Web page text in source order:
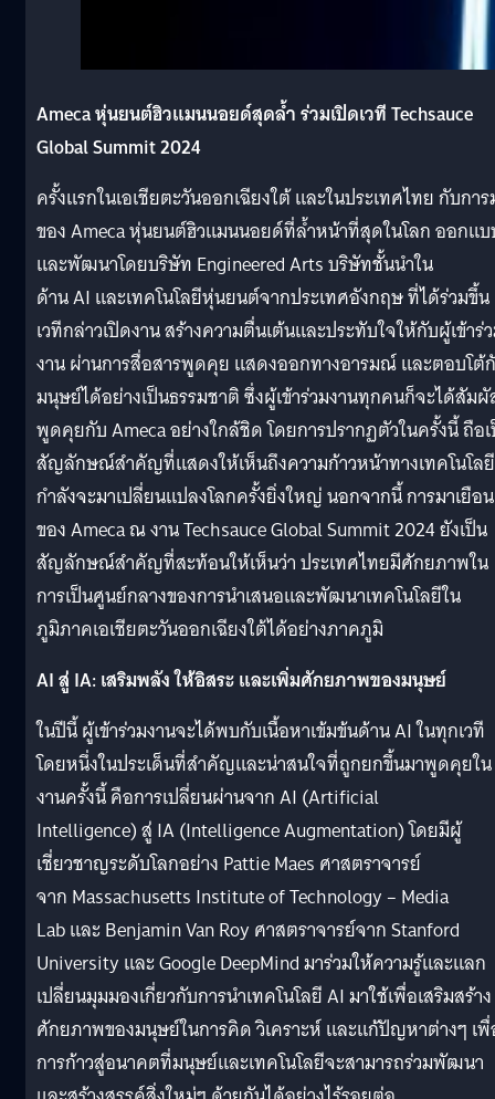
Ameca หุ่นยนต์ฮิวแมนนอยด์สุดล้ำ ร่วมเปิดเวที Techsauce
Global Summit 2024
ครั้งแรกในเอเชียตะวันออกเฉียงใต้ และในประเทศไทย กับกา
ของ Ameca หุ่นยนต์ฮิวแมนนอยด์ที่ล้ำหน้าที่สุดในโลก ออกแ
และพัฒนาโดยบริษัท Engineered Arts บริษัทชั้นนำใน
ด้าน AI และเทคโนโลยีหุ่นยนต์จากประเทศอังกฤษ ที่ได้ร่วมขึ้น
เวทีกล่าวเปิดงาน สร้างความตื่นเต้นและประทับใจให้กับผู้เข้าร่
งาน ผ่านการสื่อสารพูดคุย แสดงออกทางอารมณ์ และตอบโต้
มนุษย์ได้อย่างเป็นธรรมชาติ ซึ่งผู้เข้าร่วมงานทุกคนก็จะได้สัม
พูดคุยกับ Ameca อย่างใกล้ชิด โดยการปรากฏตัวในครั้งนี้ ถือ
สัญลักษณ์สำคัญที่แสดงให้เห็นถึงความก้าวหน้าทางเทคโนโล
กำลังจะมาเปลี่ยนแปลงโลกครั้งยิ่งใหญ่ นอกจากนี้ การมาเยือน
ของ Ameca ณ งาน Techsauce Global Summit 2024 ยังเป็น
สัญลักษณ์สำคัญที่สะท้อนให้เห็นว่า ประเทศไทยมีศักยภาพใน
การเป็นศูนย์กลางของการนำเสนอและพัฒนาเทคโนโลยีใน
ภูมิภาคเอเชียตะวันออกเฉียงใต้ได้อย่างภาคภูมิ
AI สู่ IA: เสริมพลัง ให้อิสระ และเพิ่มศักยภาพของมนุษย์
ในปีนี้ ผู้เข้าร่วมงานจะได้พบกับเนื้อหาเข้มข้นด้าน AI ในทุกเวที
โดยหนึ่งในประเด็นที่สำคัญและน่าสนใจที่ถูกยกขึ้นมาพูดคุยใน
งานครั้งนี้ คือการเปลี่ยนผ่านจาก AI (Artificial
Intelligence) สู่ IA (Intelligence Augmentation) โดยมีผู้
เชี่ยวชาญระดับโลกอย่าง Pattie Maes ศาสตราจารย์
จาก Massachusetts Institute of Technology – Media
Lab และ Benjamin Van Roy ศาสตราจารย์จาก Stanford
University และ Google DeepMind มาร่วมให้ความรู้และแลก
เปลี่ยนมุมมองเกี่ยวกับการนำเทคโนโลยี AI มาใช้เพื่อเสริมสร้าง
ศักยภาพของมนุษย์ในการคิด วิเคราะห์ และแก้ปัญหาต่างๆ เ
การก้าวสู่อนาคตที่มนุษย์และเทคโนโลยีจะสามารถร่วมพัฒนา